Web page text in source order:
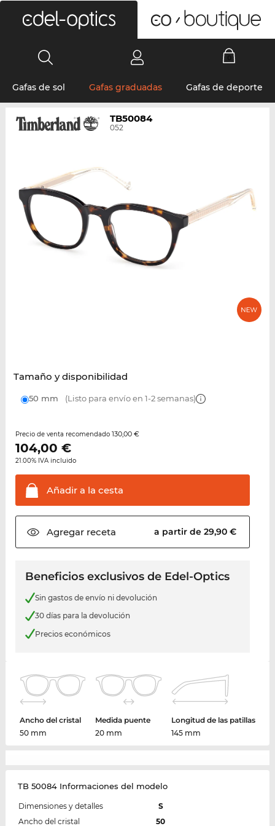
Gafas de sol Gafas graduadas Gafas de deporte
TB50084
052
Tamaño y disponibilidad
50 mm (Listo para envío en 1-2 semanas)
Precio de venta recomendado 130,00 €
104,00 €
21.00% IVA incluido
Añadir a la cesta
Agregarreceta a partir de 29,90 €
Beneficios exclusivos de Edel-Optics
Sin gastos de envío ni devolución
30 días para la devolución
Precios económicos
Ancho del cristal
50 mm
Medida puente
20 mm
Longitud de las patillas
145 mm
TB 50084 Informaciones del modelo
Dimensiones y detalles
S
Ancho del cristal
50